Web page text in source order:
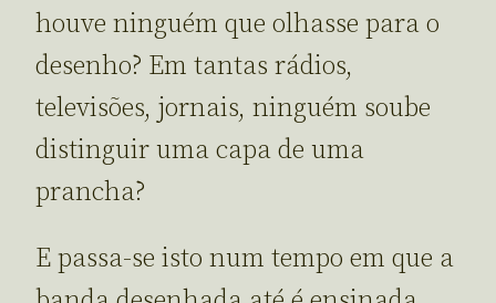
houve ninguém que olhasse para o
desenho? Em tantas rádios,
televisões, jornais, ninguém soube
distinguir uma capa de uma
prancha?
E passa-se isto num tempo em que a